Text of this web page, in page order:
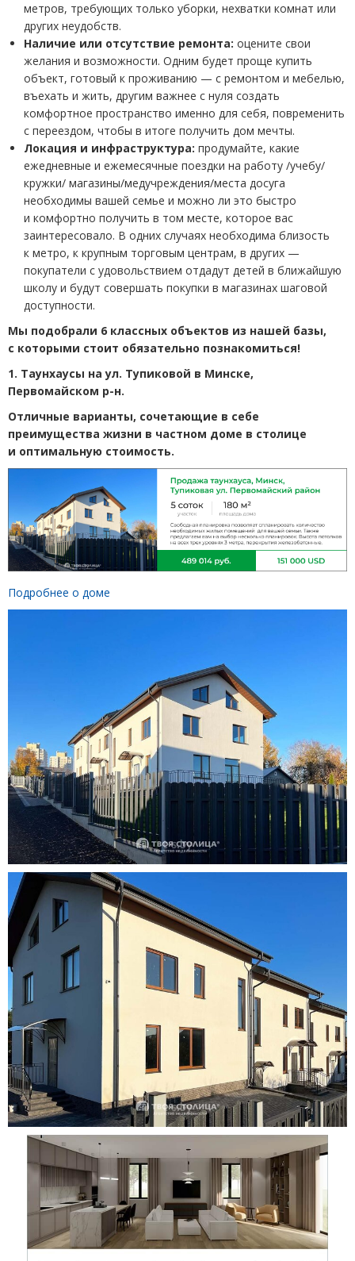
метров, требующих только уборки, нехватки комнат или
других неудобств.
Наличие или отсутствие ремонта: оцените свои
желания и возможности. Одним будет проще купить
объект, готовый к проживанию — с ремонтом и мебелью,
въехать и жить, другим важнее с нуля создать
комфортное пространство именно для себя, повременить
с переездом, чтобы в итоге получить дом мечты.
Локация и инфраструктура: продумайте, какие
ежедневные и ежемесячные поездки на работу /учебу/
кружки/ магазины/медучреждения/места досуга
необходимы вашей семье и можно ли это быстро
и комфортно получить в том месте, которое вас
заинтересовало. В одних случаях необходима близость
к метро, к крупным торговым центрам, в других —
покупатели с удовольствием отдадут детей в ближайшую
школу и будут совершать покупки в магазинах шаговой
доступности.
Мы подобрали 6 классных объектов из нашей базы,
с которыми стоит обязательно познакомиться!
1. Таунхаусы на ул. Тупиковой в Минске,
Первомайском р-н.
Отличные варианты, сочетающие в себе
преимущества жизни в частном доме в столице
и оптимальную стоимость.
Подробнее о доме